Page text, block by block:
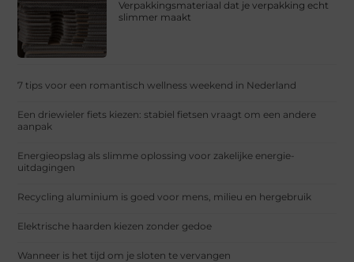
Verpakkingsmateriaal dat je verpakking echt
slimmer maakt
7 tips voor een romantisch wellness weekend in Nederland
Een driewieler fiets kiezen: stabiel fietsen vraagt om een andere
aanpak
Energieopslag als slimme oplossing voor zakelijke energie-
uitdagingen
Recycling aluminium is goed voor mens, milieu en hergebruik
Elektrische haarden kiezen zonder gedoe
Wanneer is het tijd om je sloten te vervangen